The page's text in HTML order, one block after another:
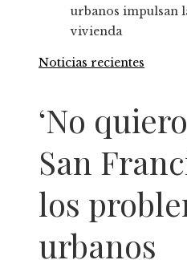
urbanos impulsan
vivienda
Noticias recientes
‘No
San
los
urbanos